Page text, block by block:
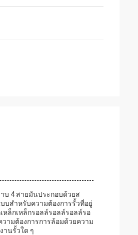
บ 4 สายมันประกอบด้วยส
บสําหรับความต้องการรั้วที่อยู่
หล็กเหล็กรอลล์รอลล์รอลล์รอ
ามต้องการการล้อมด้วยความ
านรั้วใด ๆ